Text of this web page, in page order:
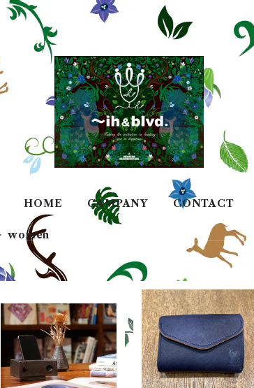
HOME CAMPANY CONTACT
women